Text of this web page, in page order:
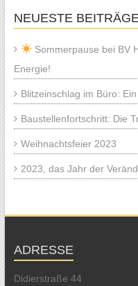
NEUESTE
Sommerpause bei BV
Energie!
Blitzeinschlag im Büro:
Baustellenfortschritt: Die
Weihnachtsfeier 2023
2023, das Jahr der
ADRESSE
Didierstraße 44